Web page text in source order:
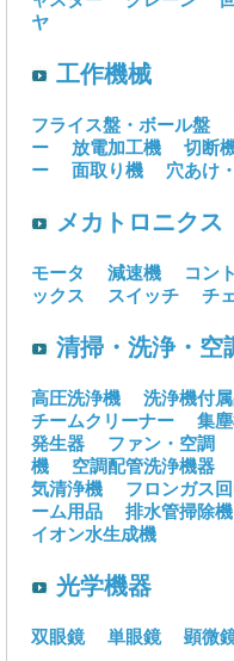
ヤ
工作機械
フライス盤・ボール盤
ー
放電加工機 切断
ー
面取り機 穴あけ
メカトロニクス
モータ 減速機 コン
ックス
スイッチ チ
清掃・洗浄・空
高圧洗浄機 洗浄機付
チームクリーナー
集
発生器
ファン・空調
機
空調配管洗浄機器
気清浄機
フロンガス
ーム用品
排水管掃除機
イオン水生成機
光学機器
双眼鏡 単眼鏡 顕微